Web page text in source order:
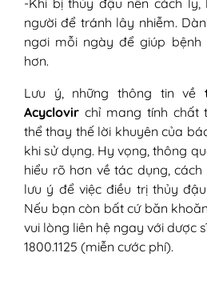
-Khi bị thủy đậu nên cách
người để tránh lây nhiễm.
ngơi mỗi ngày để giúp bệnh
hơn.
Lưu ý, những thông tin về
Acyclovir chỉ mang tính chất
thể thay thế lời khuyên của
khi sử dụng. Hy vọng, thông
hiểu rõ hơn về tác dụng,
lưu ý để việc điều trị thủy
Nếu bạn còn bất cứ băn
vui lòng liên hệ ngay với dược
1800.1125 (miễn cước phí).